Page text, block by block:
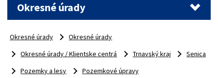
Okresné úrady
Okresné úrady
Okresné úrady
Okresné úrady / Klientske centrá
Trnavský kraj
Senica
Pozemky a lesy
Pozemkové úpravy